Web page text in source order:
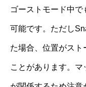
ゴーストモード中
可能です。ただし
た場合、位置がスト
ことがあります。